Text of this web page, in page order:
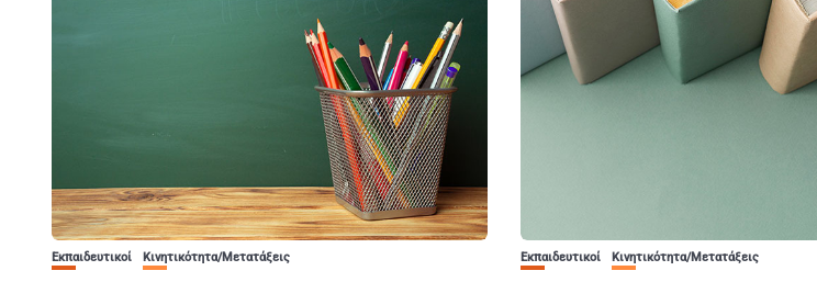
Εκπαιδευτικοί Κινητικότητα/Μετατάξεις Εκπαιδευτικοί Κινητικότητα/Μετατάξεις